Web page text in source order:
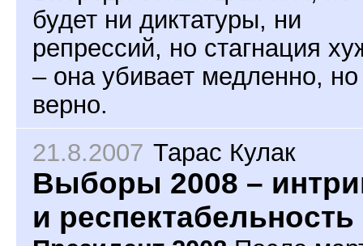
будет ни диктатуры, ни
репрессий, но стагнация
– она убивает медленно, но
верно.
21.8.2007 Тарас Кулак
Выборы 2008 –
и респектабельность